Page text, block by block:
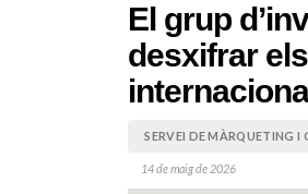
El grup
desxifrar
SERVEI DE MÀRQUETING I
14 de maig de 2026